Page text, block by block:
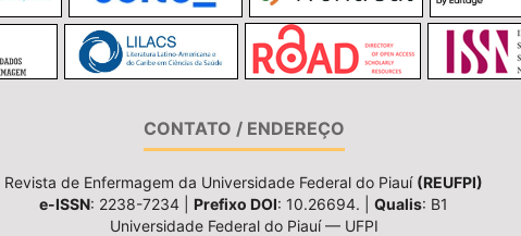
CONTATO / ENDEREÇO
Revista de Enfermagem da Universidade Federal do Piauí (REUFPI)
e-ISSN: 2238-7234 | Prefixo DOI: 10.26694. | Qualis: B1
Universidade Federal do Piauí — UFPI